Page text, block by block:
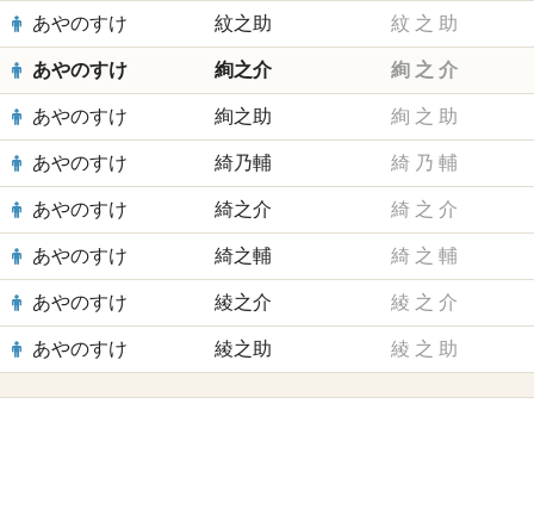
あやのすけ 紋之助 紋 之 助
あやのすけ 絢之介 絢 之 介
あやのすけ 絢之助 絢 之 助
あやのすけ 綺乃輔 綺 乃 輔
あやのすけ 綺之介 綺 之 介
あやのすけ 綺之輔 綺 之 輔
あやのすけ 綾之介 綾 之 介
あやのすけ 綾之助 綾 之 助